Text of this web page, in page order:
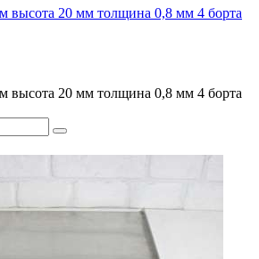
высота 20 мм толщина 0,8 мм 4 борта
высота 20 мм толщина 0,8 мм 4 борта